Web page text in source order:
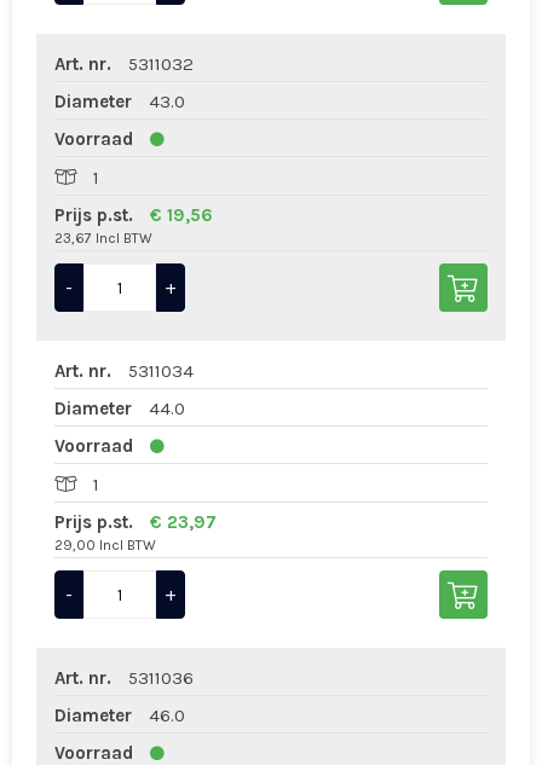
Art. nr.
5311032
Diameter
43.0
Voorraad
1
Prijs p.st.
€ 19,56
23,67 Incl BTW
- +
Art. nr.
5311034
Diameter
44.0
Voorraad
1
Prijs p.st.
€ 23,97
29,00 Incl BTW
- +
Art. nr.
5311036
Diameter
46.0
Voorraad